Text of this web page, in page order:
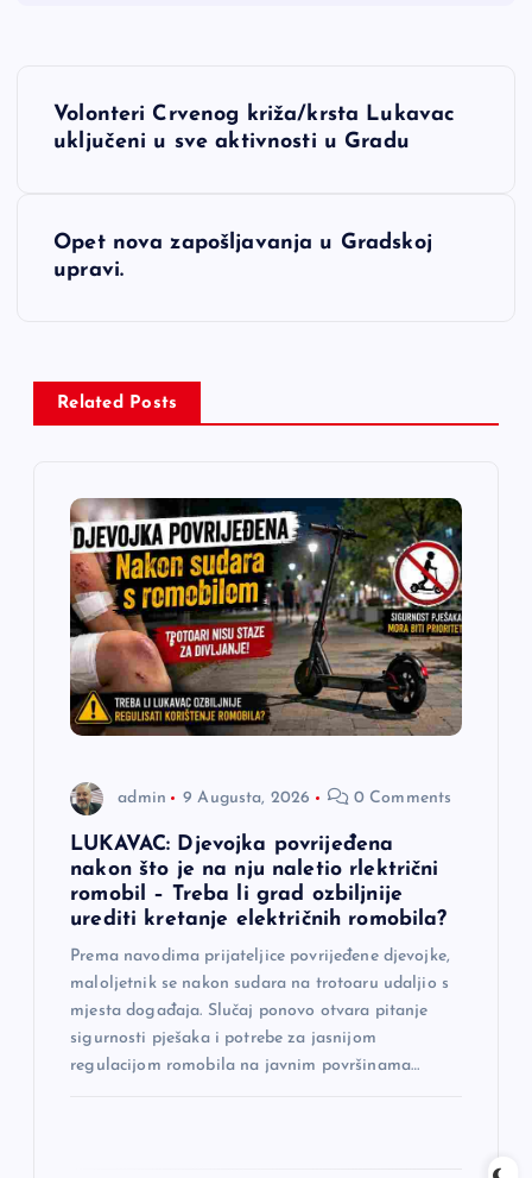
N
a
Volonteri Crvenog križa/krsta Lukavac
uključeni u sve aktivnosti u Gradu
Opet nova zapošljavanja u Gradskoj
upravi.
Related Posts
admin 9 Augusta, 2026 0 Comments
LUKAVAC: Djevojka povrijeđena
nakon što je na nju naletio rlektrični
romobil – Treba li grad ozbiljnije
urediti kretanje električnih romobila?
Prema navodima prijateljice povrijeđene djevojke,
maloljetnik se nakon sudara na trotoaru udaljio s
mjesta događaja. Slučaj ponovo otvara pitanje
sigurnosti pješaka i potrebe za jasnijom
regulacijom romobila na javnim površinama…